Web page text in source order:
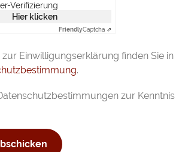
Verifizierung
Hier klicken
FriendlyCaptcha ⇗
zur Einwilligungserklärung finden Sie in
.
zur Kenntnis